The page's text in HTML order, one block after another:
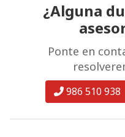
¿Alguna
Ponte en
986 510 938